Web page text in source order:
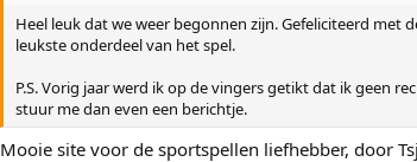
Heel leuk dat we weer begonnen zijn. Gefeliciteerd met
leukste onderdeel van het spel.
P.S. Vorig jaar werd ik op de vingers getikt dat ik geen
stuur me dan even een berichtje.
Mooie site voor de sportspellen liefhebber, door